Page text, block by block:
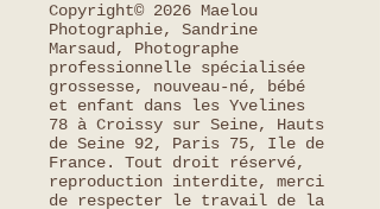
Copyright© 2026 Maelou
Photographie, Sandrine
Marsaud, Photographe
professionnelle spécialisée
grossesse, nouveau-né, bébé
et enfant dans les Yvelines
78 à Croissy sur Seine, Hauts
de Seine 92, Paris 75, Ile de
France. Tout droit réservé,
reproduction interdite, merci
de respecter le travail de la